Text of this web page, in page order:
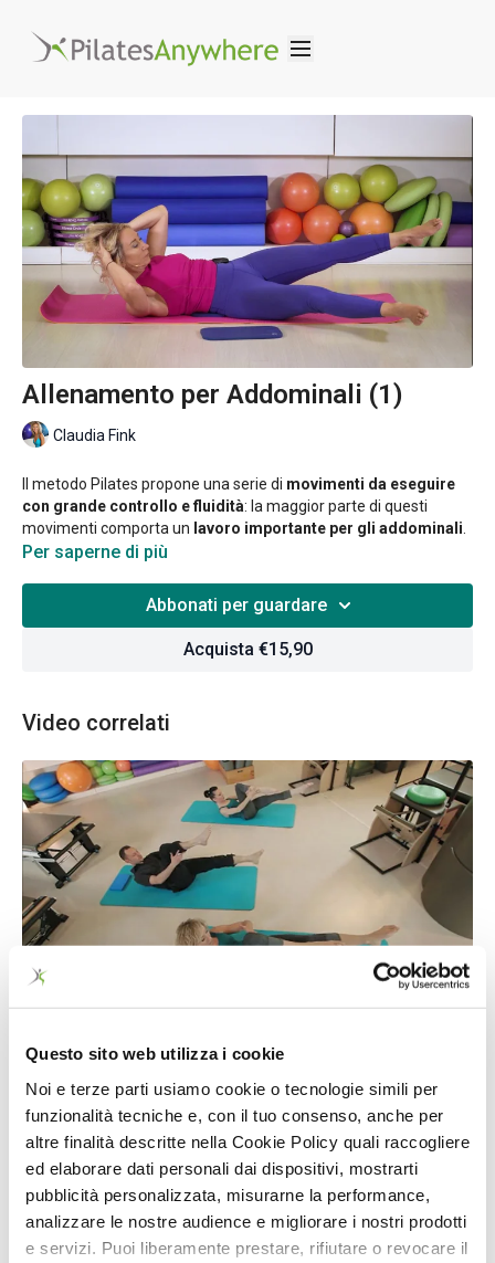
Questo sito web utilizza i cookie
Noi e terze parti usiamo cookie o tecnologie simili per
funzionalità tecniche e, con il tuo consenso, anche per
altre finalità descritte nella Cookie Policy quali raccogliere
ed elaborare dati personali dai dispositivi, mostrarti
pubblicità personalizzata, misurarne la performance,
analizzare le nostre audience e migliorare i nostri prodotti
e servizi. Puoi liberamente prestare, rifiutare o revocare il
Allenamento per Addominali (1)
Claudia Fink
Il metodo Pilates propone una serie di movimenti da eseguire
con grande controllo e fluidità: la maggior parte di questi
movimenti comporta un lavoro importante per gli addominali
importantissimi muscoli sono fondamentali per il benessere
generale e la tonicità di tutto il corpo.
Per saperne di più
Abbonati per guardare
Acquista €15,90
Video correlati
53:13